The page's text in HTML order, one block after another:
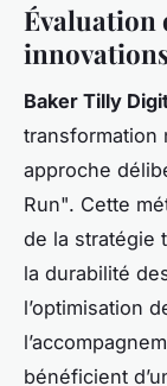
Évaluation
Baker Tilly
transformation
approche
Run". Cette
de la stratégie
la durabilité
l’optimisation
bénéficient